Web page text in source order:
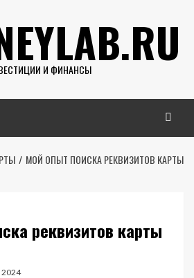
И ФИНАНСЫ
МОЙ ОПЫТ ПОИСКА РЕКВИЗИТОВ КАРТЫ
реквизитов карты
2024